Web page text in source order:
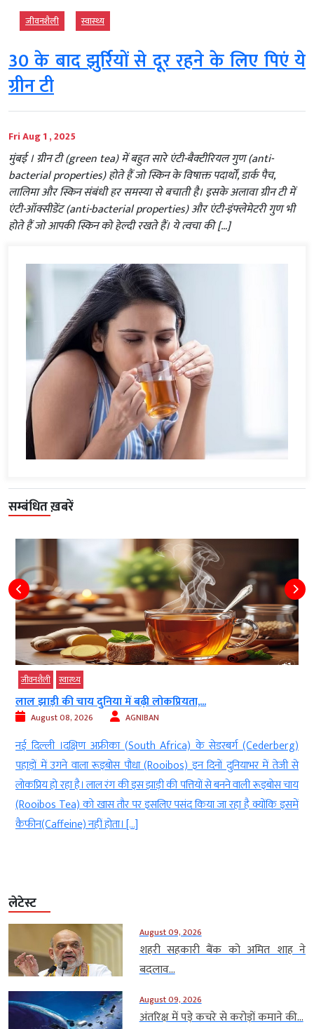
जीवनशैली स्‍वास्‍थ्‍य
30 के बाद झुर्रियों से दूर रहने के लिए पिएं ये
ग्रीन टी
Fri Aug 1 , 2025
मुंबई । ग्रीन टी (green tea) में बहुत सारे एंटी-बैक्टीरियल गुण (anti-
bacterial properties) होते हैं जो स्किन के विषाक्त पदार्थों, डार्क पैच,
लालिमा और स्किन संबंधी हर समस्या से बचाती है। इसके अलावा ग्रीन टी में
एंटी-ऑक्सीडेंट (anti-bacterial properties) और एंटी-इंफ्लेमेटरी गुण भी
होते हैं जो आपकी स्किन को हेल्दी रखते हैं। ये त्वचा की […]
सम्बंधित ख़बरें
जीवनशैली स्‍वास्‍थ्‍य
लाल झाड़ी की चाय दुनिया में बढ़ी लोकप्रियता,...
August 08, 2026 AGNIBAN
नई दिल्ली ।दक्षिण अफ्रीका (South Africa) के सेडरबर्ग (Cederberg)
पहाड़ों में उगने वाला रूइबोस पौधा (Rooibos) इन दिनों दुनियाभर में तेजी से
लोकप्रिय हो रहा है। लाल रंग की इस झाड़ी की पत्तियों से बनने वाली रूइबोस चाय
(Rooibos Tea) को खास तौर पर इसलिए पसंद किया जा रहा है क्योंकि इसमें
कैफीन(Caffeine) नहीं होता। […]
लेटेस्ट
August 09, 2026
शहरी सहकारी बैंक को अमित शाह ने
बदलाव...
August 09, 2026
अंतरिक्ष में पड़े कचरे से करोड़ों कमाने की...